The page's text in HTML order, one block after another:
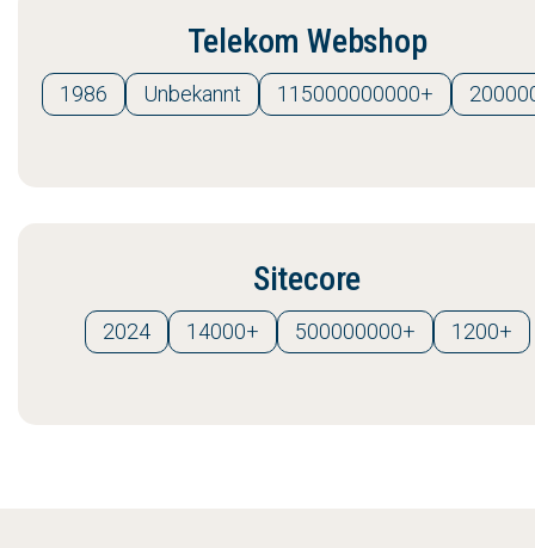
Telekom Webshop
1986 Unbekannt 115000000000+
Sitecore
2024 14000+ 500000000+ 1200+